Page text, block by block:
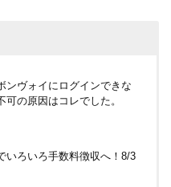
トチャージなどメリット・デ
感想
ンヴォイにログインできな
の原因はコレでした。
いろいろ手数料徴収へ！8/3